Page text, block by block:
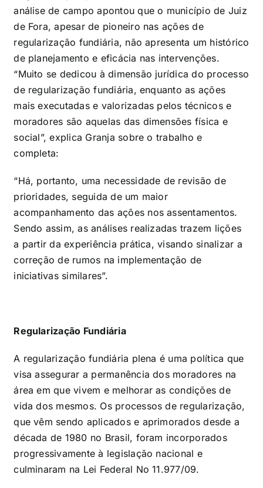
análise de campo apontou que o município de Juiz
de Fora, apesar de pioneiro nas ações de
regularização fundiária, não apresenta um histórico
de planejamento e eficácia nas intervenções.
“Muito se dedicou à dimensão jurídica do processo
de regularização fundiária, enquanto as ações
mais executadas e valorizadas pelos técnicos e
moradores são aquelas das dimensões física e
social”, explica Granja sobre o trabalho e
completa:
“Há, portanto, uma necessidade de revisão de
prioridades, seguida de um maior
acompanhamento das ações nos assentamentos.
Sendo assim, as análises realizadas trazem lições
a partir da experiência prática, visando sinalizar a
correção de rumos na implementação de
iniciativas similares”.
Regularização Fundiária
A regularização fundiária plena é uma política que
visa assegurar a permanência dos moradores na
área em que vivem e melhorar as condições de
vida dos mesmos. Os processos de regularização,
que vêm sendo aplicados e aprimorados desde a
década de 1980 no Brasil, foram incorporados
progressivamente à legislação nacional e
culminaram na Lei Federal No 11.977/09.